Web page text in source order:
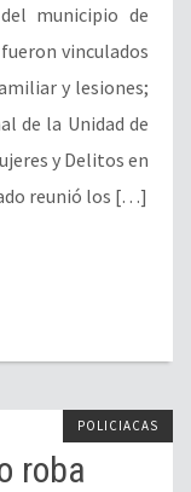
municipio de
vinculados
y lesiones;
de la Unidad de
y Delitos en
reunió los […]
POLICIACAS
roba